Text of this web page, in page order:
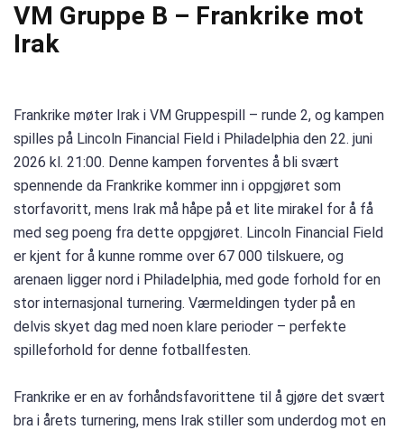
VM Gruppe B – Frankrike mot
Irak
Frankrike møter Irak i VM Gruppespill – runde 2, og kampen
spilles på Lincoln Financial Field i Philadelphia den 22. juni
2026 kl. 21:00. Denne kampen forventes å bli svært
spennende da Frankrike kommer inn i oppgjøret som
storfavoritt, mens Irak må håpe på et lite mirakel for å få
med seg poeng fra dette oppgjøret. Lincoln Financial Field
er kjent for å kunne romme over 67 000 tilskuere, og
arenaen ligger nord i Philadelphia, med gode forhold for en
stor internasjonal turnering. Værmeldingen tyder på en
delvis skyet dag med noen klare perioder – perfekte
spilleforhold for denne fotballfesten.
Frankrike er en av forhåndsfavorittene til å gjøre det svært
bra i årets turnering, mens Irak stiller som underdog mot en